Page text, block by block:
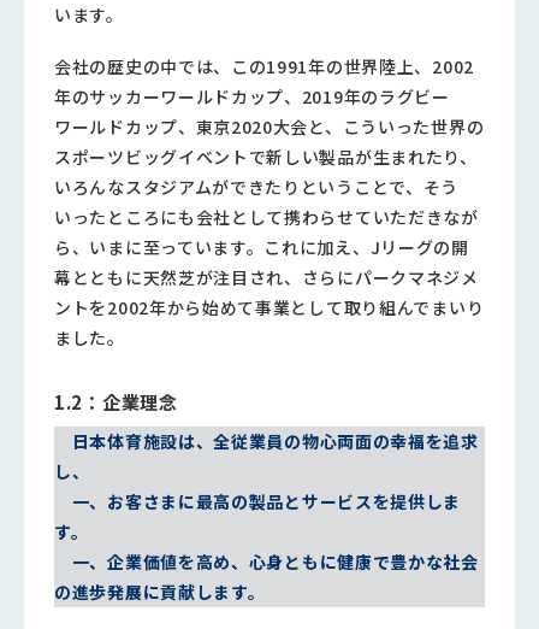
います。
会社の歴史の中では、この1991年の世界陸上、2002
年のサッカーワールドカップ、2019年のラグビー
ワールドカップ、東京2020大会と、こういった世界の
スポーツビッグイベントで新しい製品が生まれたり、
いろんなスタジアムができたりということで、そう
いったところにも会社として携わらせていただきなが
ら、いまに至っています。これに加え、Jリーグの開
幕とともに天然芝が注目され、さらにパークマネジメ
ントを2002年から始めて事業として取り組んでまいり
ました。
1.2：企業理念
日本体育施設は、全従業員の物心両面の幸福を追求
し、
一、お客さまに最高の製品とサービスを提供しま
す。
一、企業価値を高め、心身ともに健康で豊かな社会
の進歩発展に貢献します。